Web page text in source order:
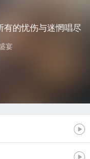
有的忧伤与迷惘唱尽
宴